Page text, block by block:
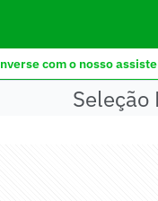
com o nosso